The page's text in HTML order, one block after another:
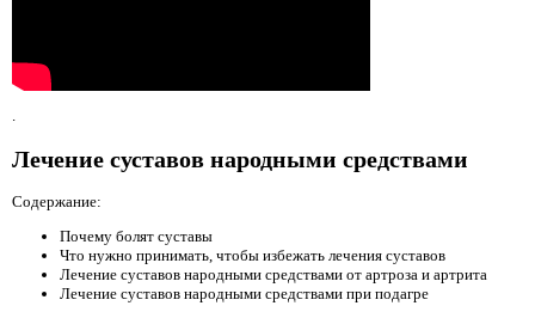
Лечение суставов народными средствами
Содержание:
Почему болят суставы
Что нужно принимать, чтобы избежать лечения суставов
Лечение суставов народными средствами от артроза и артрита
Лечение суставов народными средствами при подагре